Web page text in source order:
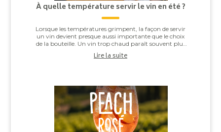
À quelle température servir le vin en été ?
Lorsque les températures grimpent, la façon de servir
un vin devient presque aussi importante que le choix
de la bouteille. Un vin trop chaud paraît souvent plus
Lire la suite